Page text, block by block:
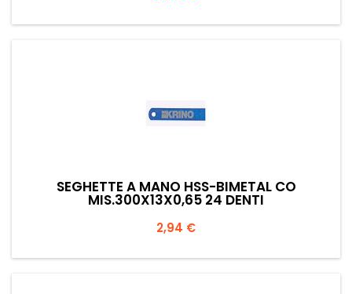
SEGHETTE A MANO HSS-BIMETAL CO
MIS.300X13X0,65 24 DENTI
Prezzo
2,94 €